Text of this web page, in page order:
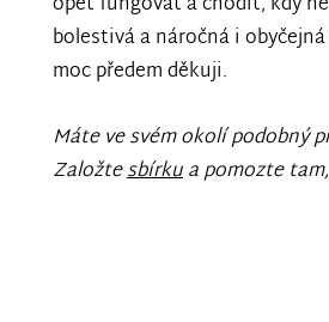
bolestivá a náročná i
moc předem děkuji.
Máte ve svém okolí podobný
Založtesbírkua pomozte